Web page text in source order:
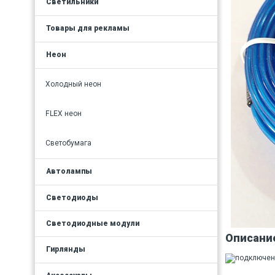
Светильники
Товары для рекламы
Неон
Холодный неон
FLEX неон
Светобумага
Автолампы
Светодиоды
Светодиодные модули
Гирлянды